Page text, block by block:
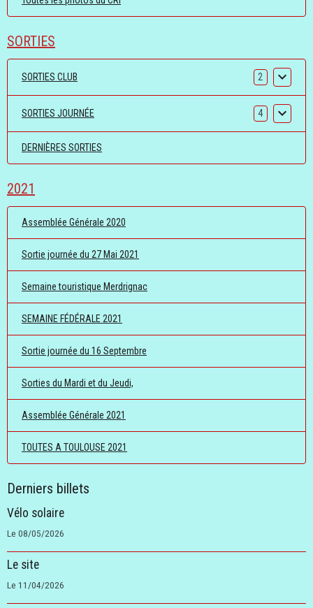
SORTIES
SORTIES CLUB 2
SORTIES JOURNÉE 4
DERNIÈRES SORTIES
2021
Assemblée Générale 2020
Sortie journée du 27 Mai 2021
Semaine touristique Merdrignac
SEMAINE FÉDÉRALE 2021
Sortie journée du 16 Septembre
Sorties du Mardi et du Jeudi,
Assemblée Générale 2021
TOUTES A TOULOUSE 2021
Derniers billets
Vélo solaire
Le 08/05/2026
Le site
Le 11/04/2026